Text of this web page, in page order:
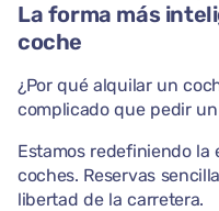
La forma más
coche
¿Por qué alquilar un
complicado que pedir
Estamos redefiniendo
coches. Reservas
libertad de la carretera.